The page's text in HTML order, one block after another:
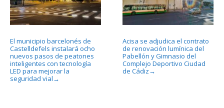
El municipio barcelonés de
Castelldefels instalará ocho
nuevos pasos de peatones
inteligentes con tecnología
LED para mejorar la
seguridad vial →
Acisa se adjudica el contrato
de renovación lumínica del
Pabellón y Gimnasio del
Complejo Deportivo Ciudad
de Cádiz →